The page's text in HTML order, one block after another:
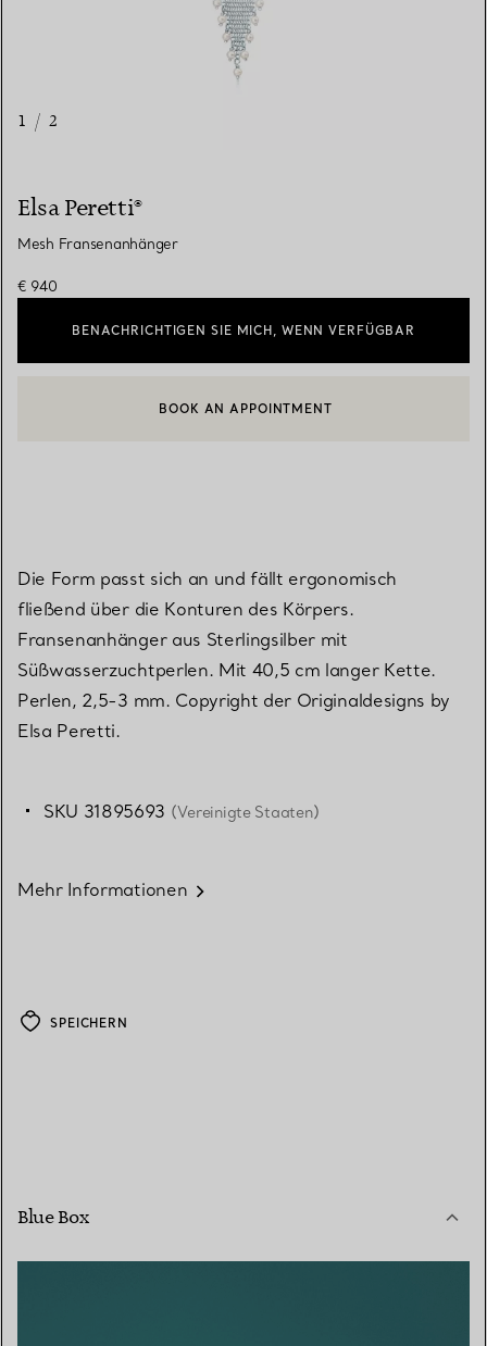
1 / 2
Elsa Peretti®
Mesh Fransenanhänger
€ 940
BENACHRICHTIGEN SIE MICH, WENN VERFÜGBAR
EINEN KUNDENBERATER KONTAKTIEREN ODER EINEN
BOOK AN APPOINTMENT
Die Form passt sich an und fällt ergonomisch
fließend über die Konturen des Körpers.
Fransenanhänger aus Sterlingsilber mit
Süßwasserzuchtperlen. Mit 40,5 cm langer Kette.
Perlen, 2,5-3 mm. Copyright der Originaldesigns by
Elsa Peretti.
SKU 31895693 (Vereinigte Staaten)
Mehr Informationen
SPEICHERN
Blue Box